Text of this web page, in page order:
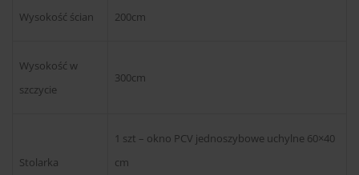
Wysokość ścian 200cm
Wysokość w
szczycie
300cm
Stolarka
1 szt – okno PCV jednoszybowe uchylne 60×40
cm